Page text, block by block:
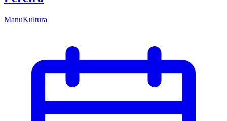
ManuKultura